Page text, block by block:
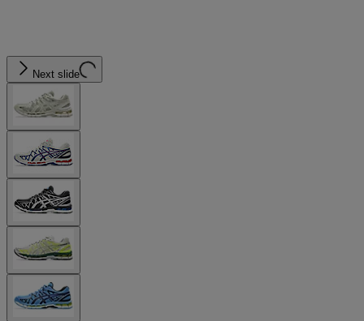
Next slide